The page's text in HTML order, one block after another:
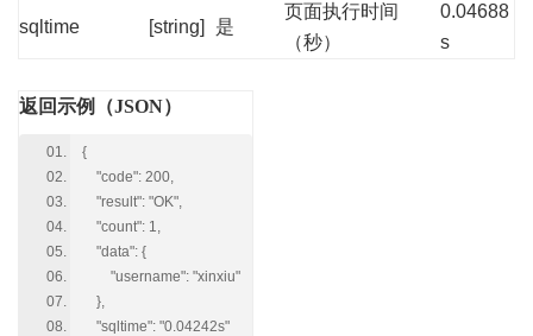
sqltime [string] 是
页面执行时间
（秒）
0.04688
s
返回示例（JSON）
{
"code": 200,
"result": "OK",
"count": 1,
"data": {
"username": "xinxiu"
},
"sqltime": "0.04242s"